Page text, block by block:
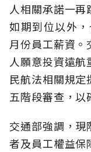
人相關承諾一
如期到位以外
月份員工薪資。
人願意投資遠
民航法相關規
五階段審查，以
交通部強調，現
者及員工權益保